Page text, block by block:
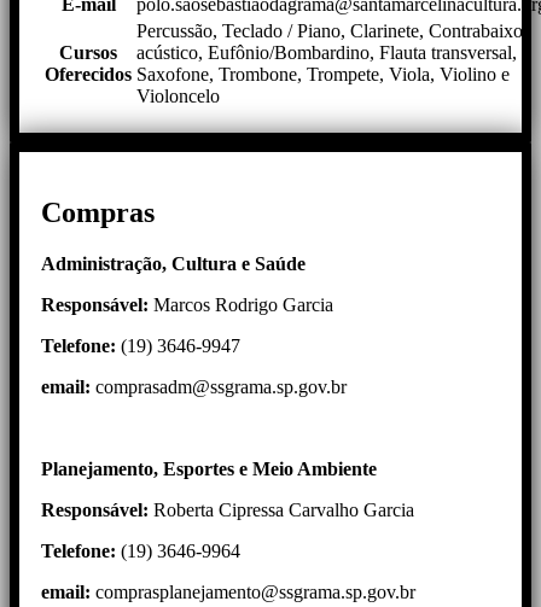
Cursos
Oferecidos
Percussão, Teclado / Piano, Clarinete, Contrabaixo
acústico, Eufônio/Bombardino, Flauta transversal,
Saxofone, Trombone, Trompete, Viola, Violino e
Violoncelo
Compras
Administração, Cultura e Saúde
Responsável: Marcos Rodrigo Garcia
Telefone: (19) 3646-9947
email: comprasadm@ssgrama.sp.gov.br
Planejamento, Esportes e Meio Ambiente
Responsável: Roberta Cipressa Carvalho Garcia
Telefone: (19) 3646-9964
email: comprasplanejamento@ssgrama.sp.gov.br